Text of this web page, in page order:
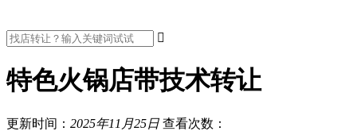

特色火锅店带技术转让
更新时间： 2025年11月25日 查看次数：